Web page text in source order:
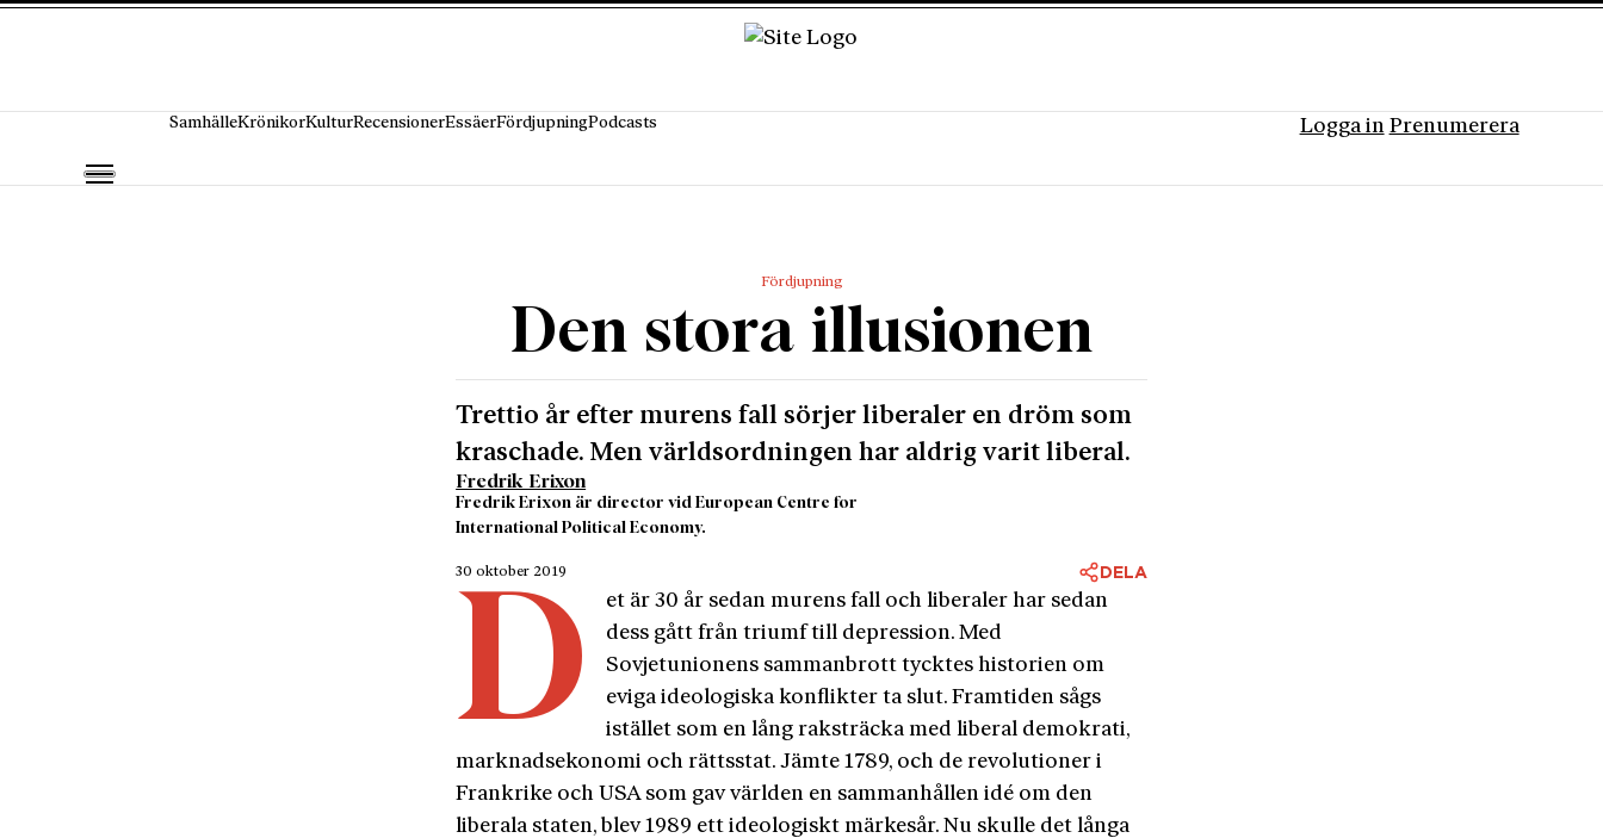
SamhälleKrönikorKulturRecensionerEssäerFördjupningPodcasts Logga in Prenumerera
Fördjupning
Den stora illusionen
Trettio år efter murens fall sörjer liberaler en dröm som
kraschade. Men världsordningen har aldrig varit liberal.
Fredrik Erixon
Fredrik Erixon är director vid European Centre for
International Political Economy.
30 oktober 2019 DELA
D
et är 30 år sedan murens fall och liberaler har sedan
dess gått från triumf till depression. Med
Sovjetunionens sammanbrott tycktes historien om
eviga ideologiska konflikter ta slut. Framtiden sågs
istället som en lång raksträcka med liberal demokrati,
marknadsekonomi och rättsstat. Jämte 1789, och de revolutioner i
Frankrike och USA som gav världen en sammanhållen idé om den
liberala staten, blev 1989 ett ideologiskt märkesår. Nu skulle det långa